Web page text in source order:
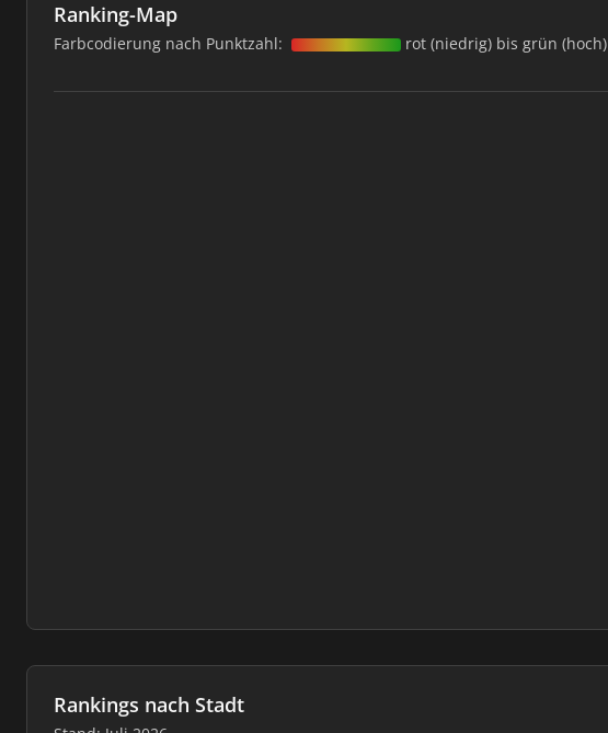
Ranking-Map
Farbcodierung nach Punktzahl: rot (niedrig) bis grün (hoch)
Rankings nach Stadt